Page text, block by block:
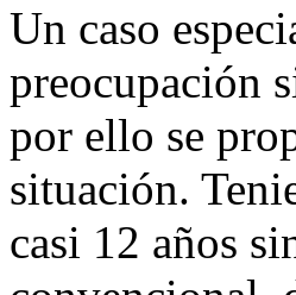
Un caso
preocupación
por ello se
situación.
casi 12 años